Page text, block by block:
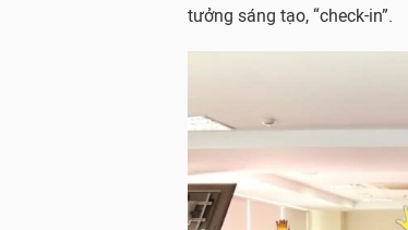
tưởng sáng tạo, “check-in”.